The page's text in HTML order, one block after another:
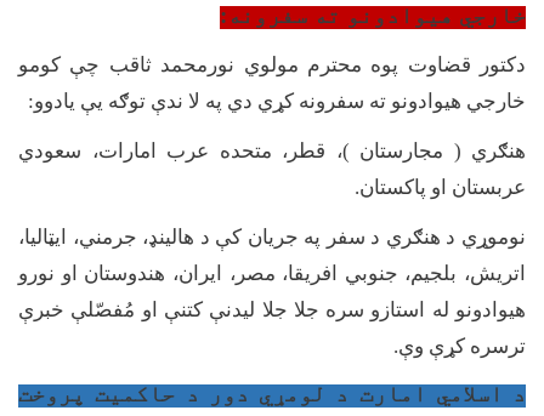
خارجي هیوادونو ته سفرونه:
دکتور قضاوت پوه محترم مولوي نورمحمد ثاقب چې کومو
خارجي هیوادونو ته سفرونه کړي دي په لا ندې توګه یې یادوو:
هنګري ( مجارستان )، قطر، متحده عرب امارات، سعودي
عربستان او پاکستان.
نوموړي د هنګري د سفر په جریان کې د هالینډ، جرمني، ایټالیا،
اتریش، بلجیم، جنوبي افریقا، مصر، ایران، هندوستان او نورو
هیوادونو له استازو سره جلا جلا لیدنې کتنې او مُفصّلې خبرې
ترسره کړې وې.
د اسلامي امارت د لومړي دور د حاکميت پروخت